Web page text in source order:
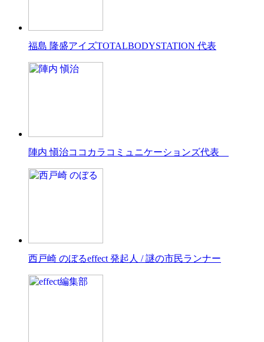
福島 隆盛アイズTOTALBODYSTATION 代表
陣内 愼治ココカラコミュニケーションズ代表
西戸崎 のぼるeffect 発起人 / 謎の市民ランナー